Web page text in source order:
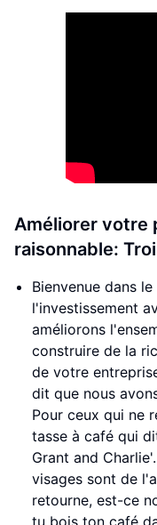
Améliorer votre
raisonnable:
Bienvenue dans
l'investissement
améliorons
construire de la
de votre
dit que nous
Pour ceux qui ne
tasse à café qui
Grant and
visages sont de
retourne, est-ce
tu bois ton café